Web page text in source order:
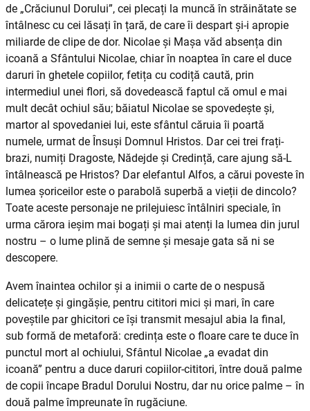
de „Crăciunul Dorului”, cei plecați la muncă în străinătate se
întâlnesc cu cei lăsați în țară, de care îi despart și-i apropie
miliarde de clipe de dor. Nicolae și Mașa văd absența din
icoană a Sfântului Nicolae, chiar în noaptea în care el duce
daruri în ghetele copiilor, fetița cu codiță caută, prin
intermediul unei flori, să dovedească faptul că omul e mai
mult decât ochiul său; băiatul Nicolae se spovedește și,
martor al spovedaniei lui, este sfântul căruia îi poartă
numele, urmat de Însuși Domnul Hristos. Dar cei trei frați-
brazi, numiți Dragoste, Nădejde și Credință, care ajung să-L
întâlnească pe Hristos? Dar elefantul Alfos, a cărui poveste în
lumea șoriceilor este o parabolă superbă a vieții de dincolo?
Toate aceste personaje ne prilejuiesc întâlniri speciale, în
urma cărora ieșim mai bogați și mai atenți la lumea din jurul
nostru – o lume plină de semne și mesaje gata să ni se
descopere.
Avem înaintea ochilor și a inimii o carte de o nespusă
delicatețe și gingășie, pentru cititori mici și mari, în care
poveștile par ghicitori ce își transmit mesajul abia la final,
sub formă de metaforă: credința este o floare care te duce în
punctul mort al ochiului, Sfântul Nicolae „a evadat din
icoană” pentru a duce daruri copiilor-cititori, între două palme
de copii încape Bradul Dorului Nostru, dar nu orice palme – în
două palme împreunate în rugăciune.